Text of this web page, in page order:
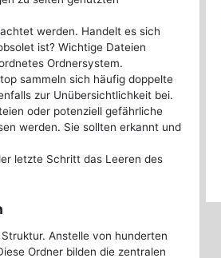
werden. Handelt es sich
ist? Wichtige Dateien
Ordnersystem.
sammeln sich häufig doppelte
zur Unübersichtlichkeit bei.
oder potenziell gefährliche
werden. Sie sollten erkannt und
letzte Schritt das Leeren des
Anstelle von hunderten
Ordner bilden die zentralen